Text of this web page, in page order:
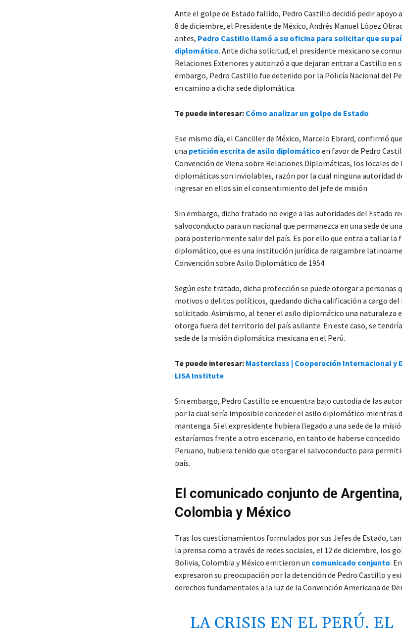
Ante el golpe de Estado fallido, Pedro Castillo decidió pedir apoyo
8 de diciembre, el Presidente de México, Andrés Manuel López
antes, Pedro Castillo llamó a su oficina para solicitar que su
diplomático. Ante dicha solicitud, el presidente mexicano se
Relaciones Exteriores y autorizó a que dejaran entrar a Castillo en
embargo, Pedro Castillo fue detenido por la Policía Nacional del
en camino a dicha sede diplomática.
Te puede interesar: Cómo analizar un golpe de Estado
Ese mismo día, el Canciller de México, Marcelo Ebrard, confirmó
una petición escrita de asilo diplomático en favor de Pedro
Convención de Viena sobre Relaciones Diplomáticas, los locales de
diplomáticas son inviolables, razón por la cual ninguna autoridad
ingresar en ellos sin el consentimiento del jefe de misión.
Sin embargo, dicho tratado no exige a las autoridades del Estado
salvoconducto para un nacional que permanezca en una sede de
para posteriormente salir del país. Es por ello que entra a tallar la
diplomático, que es una institución jurídica de raigambre
Convención sobre Asilo Diplomático de 1954.
Según este tratado, dicha protección se puede otorgar a personas
motivos o delitos políticos, quedando dicha calificación a cargo del
solicitado. Asimismo, al tener el asilo diplomático una naturaleza
otorga fuera del territorio del país asilante. En este caso, se tendría
sede de la misión diplomática mexicana en el Perú.
Te puede interesar: Masterclass | Cooperación Internacional y
LISA Institute
Sin embargo, Pedro Castillo se encuentra bajo custodia de las
por la cual sería imposible conceder el asilo diplomático mientras
mantenga. Si el expresidente hubiera llegado a una sede de la
estaríamos frente a otro escenario, en tanto de haberse concedido
Peruano, hubiera tenido que otorgar el salvoconducto para
país.
El comunicado conjunto de
Colombia y México
Tras los cuestionamientos formulados por sus Jefes de Estado,
la prensa como a través de redes sociales, el 12 de diciembre, los
Bolivia, Colombia y México emitieron un comunicado conjunto.
expresaron su preocupación por la detención de Pedro Castillo y
derechos fundamentales a la luz de la Convención Americana de
LA CRISIS EN EL PERÚ, EL